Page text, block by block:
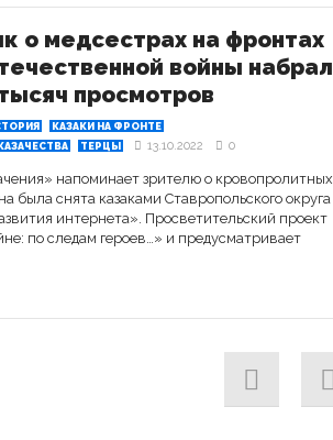
о медсестрах на фронтах
войны набрал
просмотров
КАЗАКИ НА ФРОНТЕ
ТЕРЦЫ 13.10.2022 0
напоминает зрителю о кровопролитных
была снята казаками Ставропольского округа
интернета». Просветительский проект
по следам героев…» и предусматривает